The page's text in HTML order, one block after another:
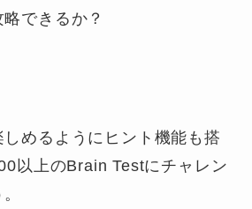
できるか？
めるようにヒント機能も搭
以上のBrain Testにチャレン